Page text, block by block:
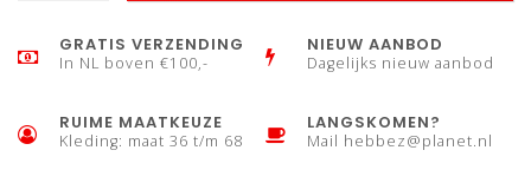
GRATIS VERZENDING
In NL boven €100,-
NIEUW AANBOD
Dagelijks nieuw aanbod
RUIME MAATKEUZE
Kleding: maat 36 t/m 68
LANGSKOMEN?
Mail hebbez@planet.nl